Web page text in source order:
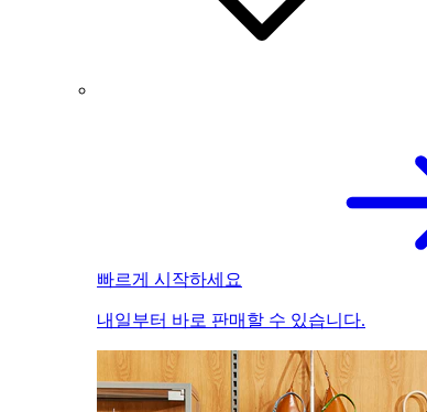
빠르게 시작하세요
내일부터 바로 판매할 수 있습니다.